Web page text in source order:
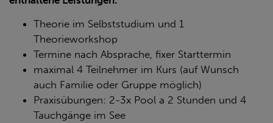
Theorie im Selbststudium und 1
Theorieworkshop
Termine nach Absprache, fixer Starttermin
maximal 4 Teilnehmer im Kurs (auf Wunsch
auch Familie oder Gruppe möglich)
Praxisübungen: 2-3x Pool a 2 Stunden und 4
Tauchgänge im See